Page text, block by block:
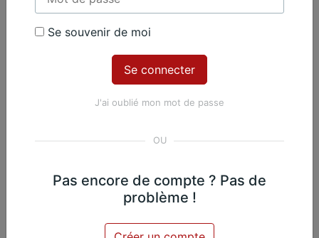
Ajouter au panier
Abonnements,Musicien amateur
Se souvenir de moi
J'ai oublié mon mot de passe
Pas encore de compte ? Pas de
problème !